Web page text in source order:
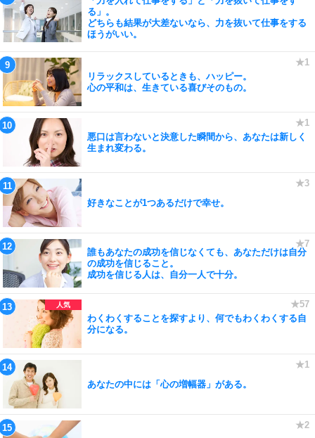
る」。
どちらも結果が大差ないなら、力を抜いて仕事をする
ほうがいい。
リラックスしているときも、ハッピー。
心の平和は、生きている喜びそのもの。
悪口は言わないと決意した瞬間から、あなたは新しく
生まれ変わる。
好きなことが1つあるだけで幸せ。
誰もあなたの成功を信じなくても、あなただけは自分
の成功を信じること。
成功を信じる人は、自分一人で十分。
わくわくすることを探すより、何でもわくわくする自
分になる。
あなたの中には「心の増幅器」がある。